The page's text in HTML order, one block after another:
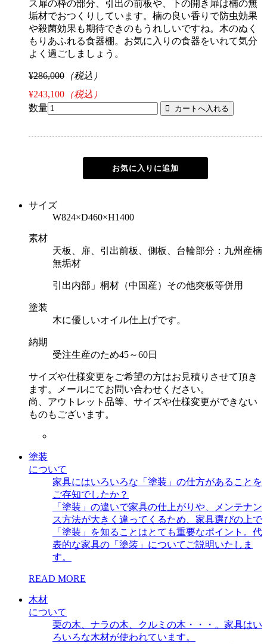
ス扉の枠の部分、引出の前板や、下の開き扉は楠の無
垢材でおつくりしています。楠の良い香りで防虫効果
や殺菌効果も期待できのもうれしいですね。木のぬく
もりあふれる食器棚。お気に入りの食器をいれて気分
よく過ごしましょう。
¥286,000 （税込）
¥243,100 （税込）
数量
サイズ
W824×D460×H1400
素材
天板、扉、引出前板、側板、台輪部分：九州産楠
無垢材
引出内部」桐材（中国産）その他突板等併用
塗装
木に優しいオイル仕上げです。
納期
受注生産のため45～60日
サイズや仕様変更をご希望の方はお見積りさせて頂き
ます。メールにてお問い合わせください。
尚、アウトレット品等、サイズや仕様変更ができない
ものもございます。
塗装
について
家具にはいろいろな「塗装」の仕方があることを
ご存知でしたか？
「塗装」の違いで家具の仕上がりや、メンテナン
ス方法が大きく違ってくるため、家具選びの上で
「塗装」を知ることはとても重要なポイント。代
表的な家具の「塗装」についてご説明いたしま
す。
READ MORE
木材
について
栗の木、ナラの木、クルミの木・・・。家具はい
ろいろな木材が使われています。